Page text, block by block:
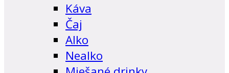
Káva
Čaj
Alko
Nealko